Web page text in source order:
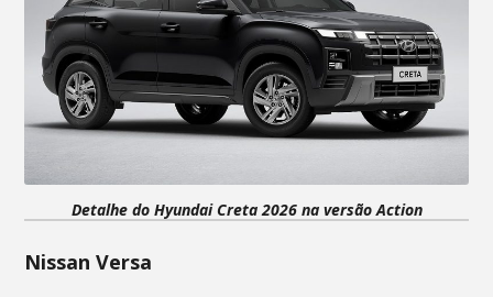
Detalhe do Hyundai Creta 2026 na versão Action
Nissan Versa